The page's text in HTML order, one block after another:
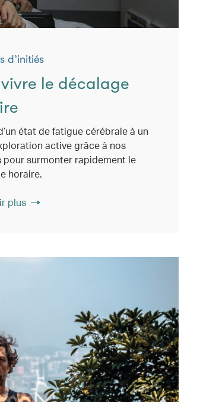
d’initiés
le décalage
état de fatigue cérébrale à un
active grâce à nos
pour surmonter rapidement le
horaire.
plus